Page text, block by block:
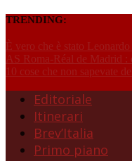
TRENDING:
È vero che è stato
AS Roma-Réal de Madrid :
10 cose che non sapevate
Editoriale
Itinerari
Brev’Italia
Primo piano